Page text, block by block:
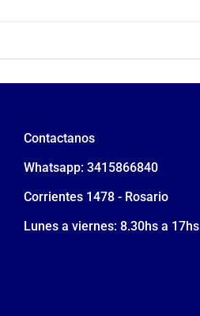
Contactanos
Whatsapp: 3415866840
Corrientes 1478 - Rosario
Lunes a viernes: 8.30hs a 17hs